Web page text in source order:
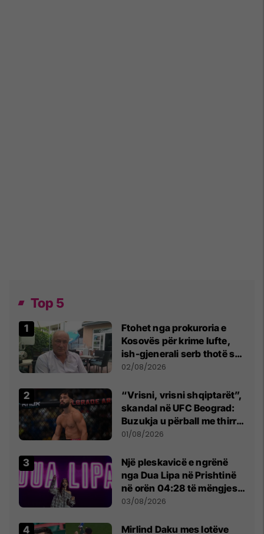
Top 5
Ftohet nga prokuroria e
Kosovës për krime lufte,
ish-gjenerali serb thotë se
dikush e tradhtoi në
02/08/2026
“Vrisni, vrisni shqiptarët”,
skandal në UFC Beograd:
Buzukja u përball me thirrje
anti-shqiptare nga
01/08/2026
Një pleskavicë e ngrënë
nga Dua Lipa në Prishtinë
në orën 04:28 të mëngjesit
- dhe bota digjitale serbe
03/08/2026
Mirlind Daku mes lotëve